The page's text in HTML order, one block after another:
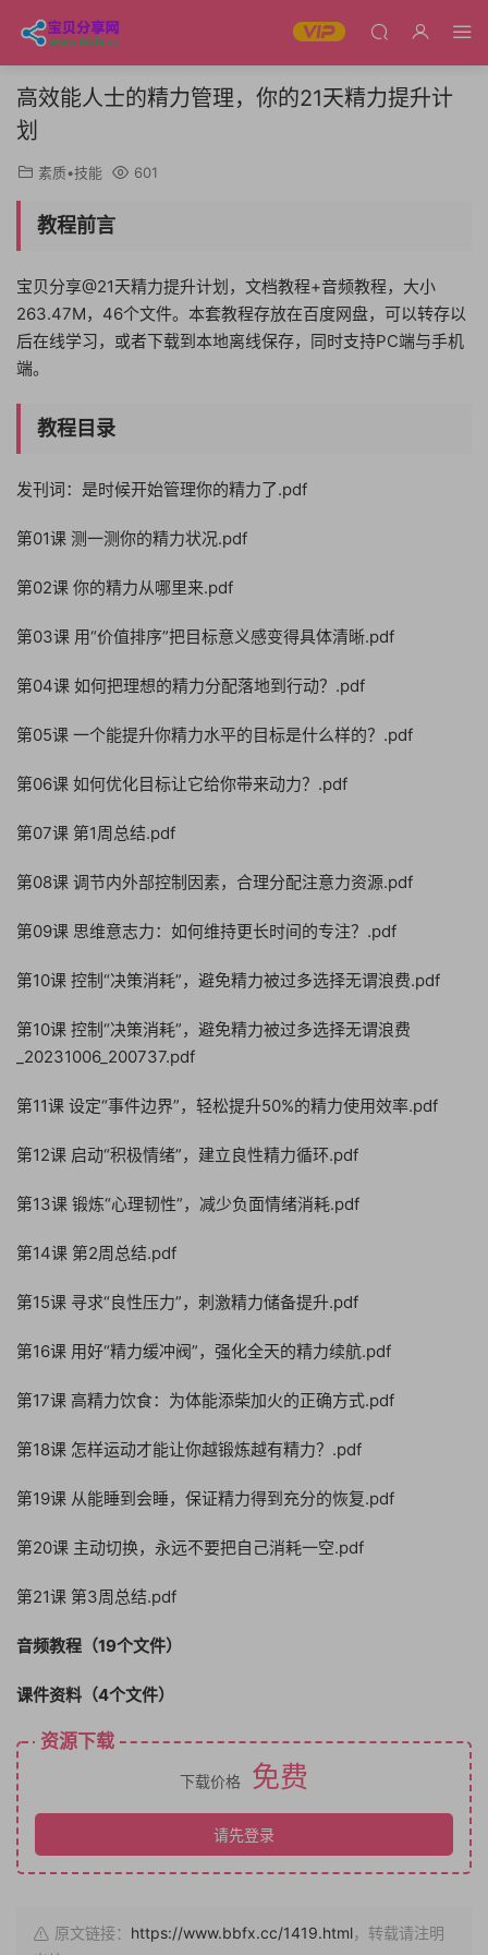
高效能人士的精力管理，你的21天精力提升计
划
素质•技能 601
教程前言
宝贝分享@21天精力提升计划，文档教程+音频教程，大小
263.47M，46个文件。本套教程存放在百度网盘，可以转存以
后在线学习，或者下载到本地离线保存，同时支持PC端与手机
端。
教程目录
发刊词：是时候开始管理你的精力了.pdf
第01课 测一测你的精力状况.pdf
第02课 你的精力从哪里来.pdf
第03课 用“价值排序”把目标意义感变得具体清晰.pdf
第04课 如何把理想的精力分配落地到行动？.pdf
第05课 一个能提升你精力水平的目标是什么样的？.pdf
第06课 如何优化目标让它给你带来动力？.pdf
第07课 第1周总结.pdf
第08课 调节内外部控制因素，合理分配注意力资源.pdf
第09课 思维意志力：如何维持更长时间的专注？.pdf
第10课 控制“决策消耗”，避免精力被过多选择无谓浪费.pdf
第10课 控制“决策消耗”，避免精力被过多选择无谓浪费
_20231006_200737.pdf
第11课 设定“事件边界”，轻松提升50%的精力使用效率.pdf
第12课 启动“积极情绪”，建立良性精力循环.pdf
第13课 锻炼“心理韧性”，减少负面情绪消耗.pdf
第14课 第2周总结.pdf
第15课 寻求“良性压力”，刺激精力储备提升.pdf
第16课 用好“精力缓冲阀”，强化全天的精力续航.pdf
第17课 高精力饮食：为体能添柴加火的正确方式.pdf
第18课 怎样运动才能让你越锻炼越有精力？.pdf
第19课 从能睡到会睡，保证精力得到充分的恢复.pdf
第20课 主动切换，永远不要把自己消耗一空.pdf
第21课 第3周总结.pdf
音频教程（19个文件）
课件资料（4个文件）
资源下载
下载价格 免费
请先登录
原文链接： https://www.bbfx.cc/1419.html，转载请注明